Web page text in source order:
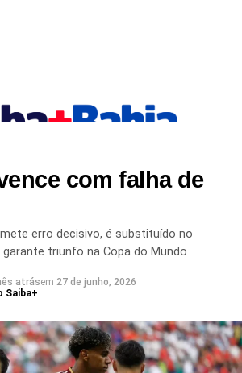
com falha de
erro decisivo, é substituído no
garante triunfo na Copa do Mundo
atrásem 27 de junho, 2026
Saiba+